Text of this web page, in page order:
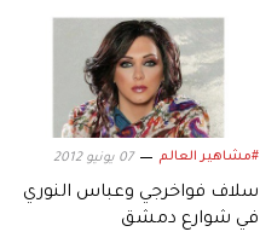
#مشاهير العالم 07 يونيو 2012
سلاف فواخرجي وعباس النوري
في شوارع دمشق